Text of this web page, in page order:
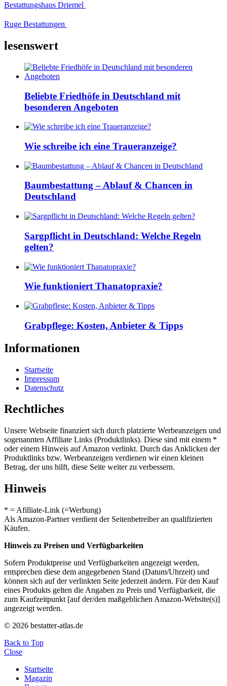
Bestattungshaus Driemel
Ruge Bestattungen
lesenswert
Beliebte Friedhöfe in Deutschland mit
besonderen Angeboten
Wie schreibe ich eine Traueranzeige?
Baumbestattung – Ablauf & Chancen in
Deutschland
Sargpflicht in Deutschland: Welche Regeln
gelten?
Wie funktioniert Thanatopraxie?
Grabpflege: Kosten, Anbieter & Tipps
Informationen
Startseite
Impressum
Datenschutz
Rechtliches
Unsere Webseite finanziert sich durch platzierte Werbeanzeigen und
sogenannten Affiliate Links (Produktlinks). Diese sind mit einem *
oder einem Hinweis auf Amazon verlinkt. Durch das Anklicken der
Produktlinks bzw. Werbeanzeigen verdienen wir einen kleinen
Betrag, der uns hilft, diese Seite weiter zu verbessern.
Hinweis
* = Afilliate-Link (=Werbung)
Als Amazon-Partner verdient der Seitenbetreiber an qualifizierten
Käufen.
Hinweis zu Preisen und Verfügbarkeiten
Sofern Produktpreise und Verfügbarkeiten angezeigt werden,
entsprechen diese dem angegebenen Stand (Datum/Uhrzeit) und
können sich auf der verlinkten Seite jederzeit ändern. Für den Kauf
eines Produkts gelten die Angaben zu Preis und Verfügbarkeit, die
zum Kaufzeitpunkt [auf der/den maßgeblichen Amazon-Website(s)]
angezeigt werden.
© 2026 bestatter-atlas.de
Back to Top
Close
Startseite
Magazin